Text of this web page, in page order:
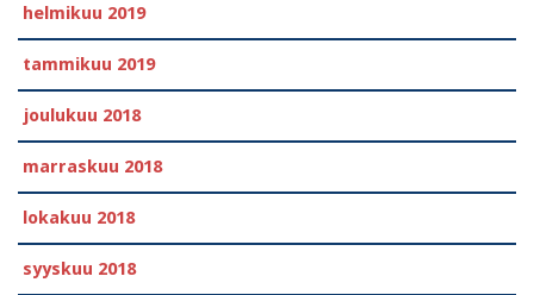
helmikuu 2019
tammikuu 2019
joulukuu 2018
marraskuu 2018
lokakuu 2018
syyskuu 2018